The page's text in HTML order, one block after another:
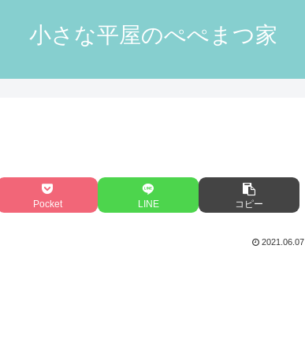
小さな平屋のぺぺまつ家
Pocket LINE コピー
2021.06.07